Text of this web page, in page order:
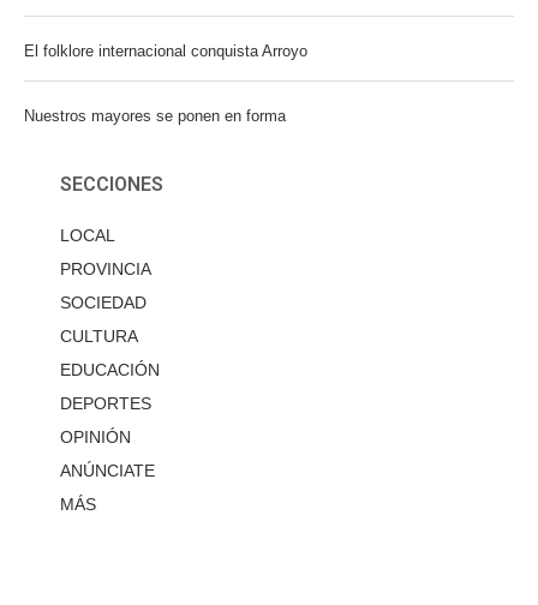
El folklore internacional conquista Arroyo
Nuestros mayores se ponen en forma
SECCIONES
LOCAL
PROVINCIA
SOCIEDAD
CULTURA
EDUCACIÓN
DEPORTES
OPINIÓN
ANÚNCIATE
MÁS